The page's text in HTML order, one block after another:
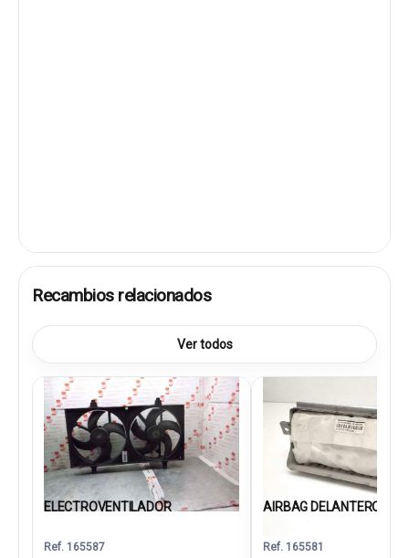
Recambios relacionados
Ver todos
ELECTROVENTILADOR
Ref. 165587
AIRBAG DELANTERO
Ref. 165581